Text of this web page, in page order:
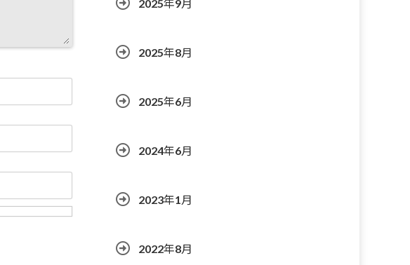
2025年9月
2025年8月
2025年6月
2024年6月
2023年1月
2022年8月